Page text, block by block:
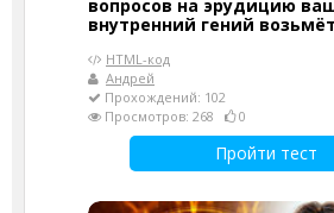
вопросов на эрудицию
внутренний гений
HTML-код
Андрей
Прохождений: 102
Просмотров: 268
0
Пройти тест